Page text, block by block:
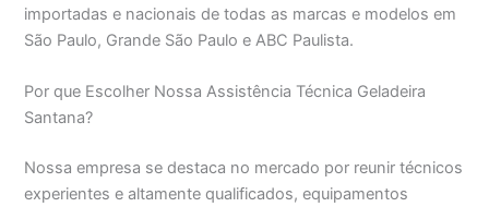
importadas e nacionais de todas as marcas e modelos em
São Paulo, Grande São Paulo e ABC Paulista.
Por que Escolher Nossa Assistência Técnica Geladeira
Santana?
Nossa empresa se destaca no mercado por reunir técnicos
experientes e altamente qualificados, equipamentos